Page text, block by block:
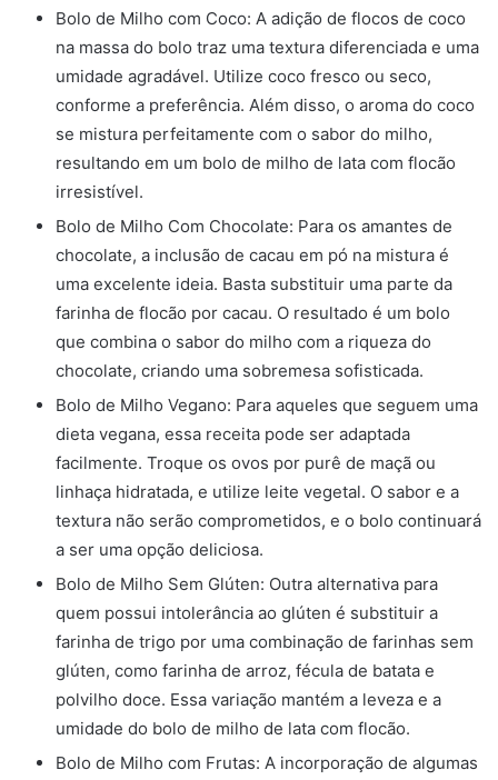
Bolo de Milho com Coco: A adição de flocos de coco
na massa do bolo traz uma textura diferenciada e uma
umidade agradável. Utilize coco fresco ou seco,
conforme a preferência. Além disso, o aroma do coco
se mistura perfeitamente com o sabor do milho,
resultando em um bolo de milho de lata com flocão
irresistível.
Bolo de Milho Com Chocolate: Para os amantes de
chocolate, a inclusão de cacau em pó na mistura é
uma excelente ideia. Basta substituir uma parte da
farinha de flocão por cacau. O resultado é um bolo
que combina o sabor do milho com a riqueza do
chocolate, criando uma sobremesa sofisticada.
Bolo de Milho Vegano: Para aqueles que seguem uma
dieta vegana, essa receita pode ser adaptada
facilmente. Troque os ovos por purê de maçã ou
linhaça hidratada, e utilize leite vegetal. O sabor e a
textura não serão comprometidos, e o bolo continuará
a ser uma opção deliciosa.
Bolo de Milho Sem Glúten: Outra alternativa para
quem possui intolerância ao glúten é substituir a
farinha de trigo por uma combinação de farinhas sem
glúten, como farinha de arroz, fécula de batata e
polvilho doce. Essa variação mantém a leveza e a
umidade do bolo de milho de lata com flocão.
Bolo de Milho com Frutas: A incorporação de algumas